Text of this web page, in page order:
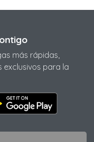
más rápidas,
para la